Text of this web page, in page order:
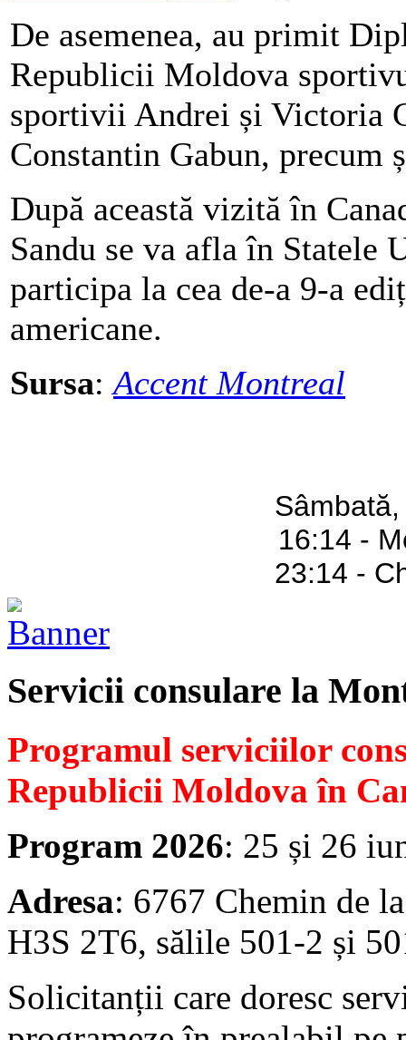
De asemenea, au primit
Republicii Moldova
sportivii Andrei și Victoria
Constantin Gabun,
După această vizită în
Sandu se va afla în Statele
participa la cea de-a 9-a
americane.
Sursa:Accent Montreal
16:14 -
23:14 -
Servicii consulare la
Programul serviciilor
Republicii Moldova în
Program 2026: 25 și 26
Adresa: 6767 Chemin de
H3S 2T6, sălile 501-2 și
Solicitanții care doresc